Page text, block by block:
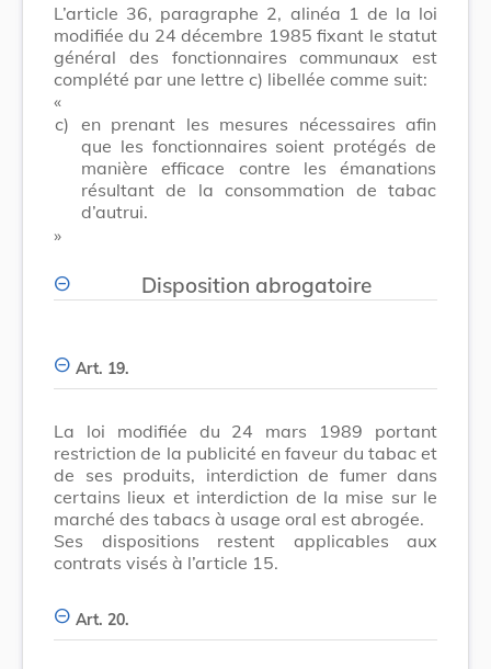
L’article 36, paragraphe 2, alinéa 1 de la loi
modifiée du 24 décembre 1985 fixant le statut
général des fonctionnaires communaux est
complété par une lettre c) libellée comme suit:
«
c) en prenant les mesures nécessaires afin
que les fonctionnaires soient protégés de
manière efficace contre les émanations
résultant de la consommation de tabac
d’autrui.
»
Disposition abrogatoire
Art. 19.
La loi modifiée du 24 mars 1989 portant
restriction de la publicité en faveur du tabac et
de ses produits, interdiction de fumer dans
certains lieux et interdiction de la mise sur le
marché des tabacs à usage oral est abrogée.
Ses dispositions restent applicables aux
contrats visés à l’article 15.
Art. 20.